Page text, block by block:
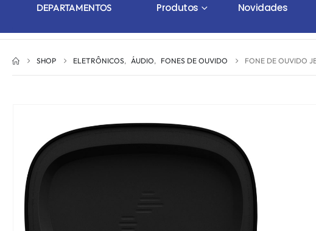
DEPARTAMENTOS Produtos Novidades
SHOP ELETRÔNICOS, ÁUDIO, FONES DE OUVIDO FONE DE OUVIDO